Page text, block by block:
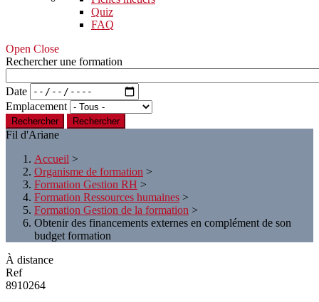
Quiz
FAQ
Open Close
Rechercher une formation
Date
Emplacement
Rechercher
Fil d'Ariane
Accueil >
Organisme de formation >
Formation Gestion RH >
Formation Ressources humaines >
Formation Gestion de la formation >
Obtenir des financements externes en complément de son
budget formation
À distance
Ref
8910264